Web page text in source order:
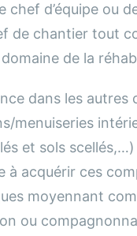
chef d’équipe ou
de chantier tout
de la
dans les autres
menuiseries
et sols
à acquérir ces
moyennant
ou